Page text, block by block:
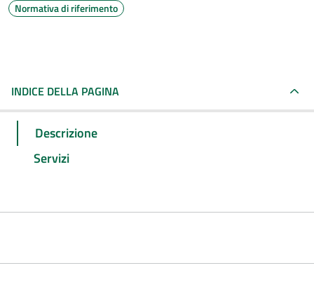
Normativa di riferimento
INDICE DELLA PAGINA
Descrizione
Servizi